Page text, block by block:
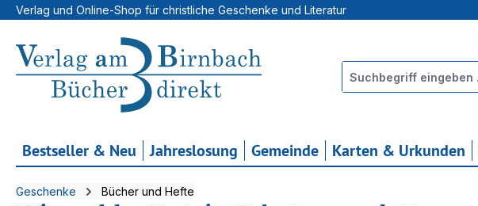
Hauptinhalt springen
Zur Suche springen
Zur Hauptnavigation springen
Verlag und Online-Shop für christliche Geschenke und Literatur
Bestseller & Neu Jahreslosung Gemeinde Karten & Urkunden
Geschenke Bücher und Hefte